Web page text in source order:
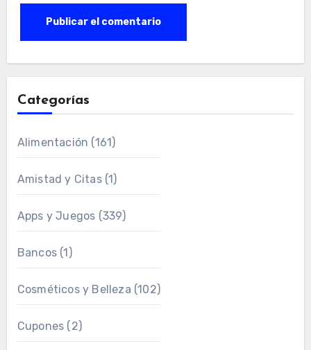
Categorías
Alimentación (161)
Amistad y Citas(1)
Apps y Juegos (339)
Bancos(1)
Cosméticos y Belleza (102)
Cupones (2)